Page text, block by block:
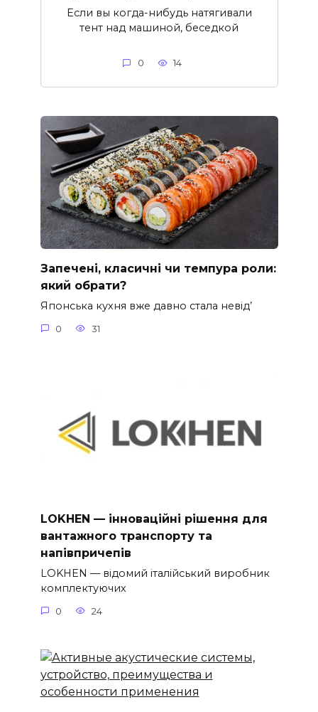
Если вы когда-нибудь натягивали
тент над машиной, беседкой
0 14
Запечені, класичні чи темпура роли:
який обрати?
Японська кухня вже давно стала невід’
0 31
LOKHEN — інноваційні рішення для
вантажного транспорту та
напівпричепів
LOKHEN — відомий італійський виробник
комплектуючих
0 24